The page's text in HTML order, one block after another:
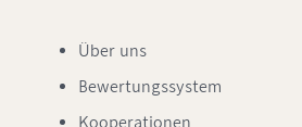
Über uns
Bewertungssystem
Kooperationen